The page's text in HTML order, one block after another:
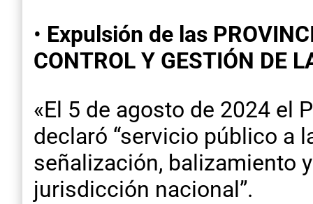
• Expulsión de las
CONTROL Y GESTIÓN DE
«El 5 de agosto de 2024 el
declaró “servicio público a
señalización, balizamiento
jurisdicción nacional”.